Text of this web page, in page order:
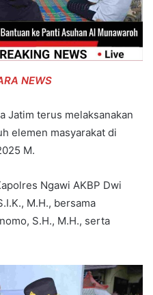
NEWS
Jatim terus melaksanakan
elemen masyarakat di
M.
Ngawi AKBP Dwi
M.H., bersama
S.H., M.H., serta